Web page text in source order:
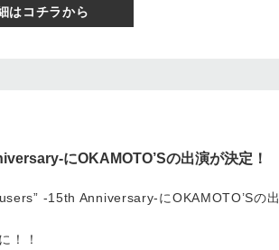
はコチラから
にOKAMOTO’Sの出演が決定！
-15th Anniversary-にOKAMOTO’Sの出
！！